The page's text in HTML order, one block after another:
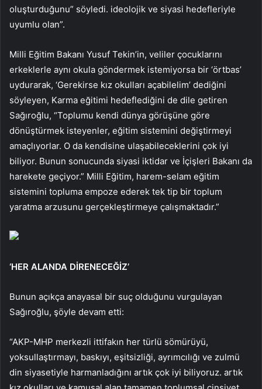
oluşturduğunu” söyledi. ideolojik ve siyasi hedefleriyle
uyumlu olan”.
Milli Eğitim Bakanı Yusuf Tekin’in, veliler çocuklarını
erkeklerle aynı okula göndermek istemiyorsa bir ‘örtbas’
uydurarak, ‘Gerekirse kız okulları açabilelim’ dediğini
söyleyen, Karma eğitimi hedeflediğini de dile getiren
Sağıroğlu, “Toplumu kendi dünya görüşüne göre
dönüştürmek isteyenler, eğitim sistemini değiştirmeyi
amaçlıyorlar. O da kendisine ulaşabileceklerini çok iyi
biliyor. Bunun sonucunda siyasi iktidar ve İçişleri Bakanı da
harekete geçiyor.” Milli Eğitim, harem-selam eğitim
sistemini topluma empoze ederek tek tip bir toplum
yaratma arzusunu gerçekleştirmeye çalışmaktadır.”
‘HER ALANDA DİRENECEĞİZ’
Bunun açıkça anayasal bir suç olduğunu vurgulayan
Sağıroğlu, şöyle devam etti:
“AKP-MHP merkezli ittifakın her türlü sömürüyü,
yoksullaştırmayı, baskıyı, eşitsizliği, ayrımcılığı ve zulmü
din siyasetiyle harmanladığını artık çok iyi biliyoruz. artık